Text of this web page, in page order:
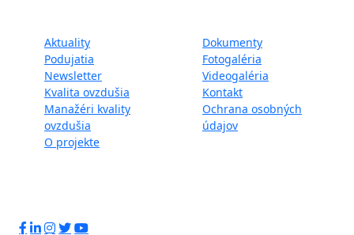
Aktuality
Podujatia
Newsletter
Kvalita ovzdušia
Manažéri kvality
ovzdušia
O projekte
Dokumenty
Fotogaléria
Videogaléria
Kontakt
Ochrana osobných
údajov